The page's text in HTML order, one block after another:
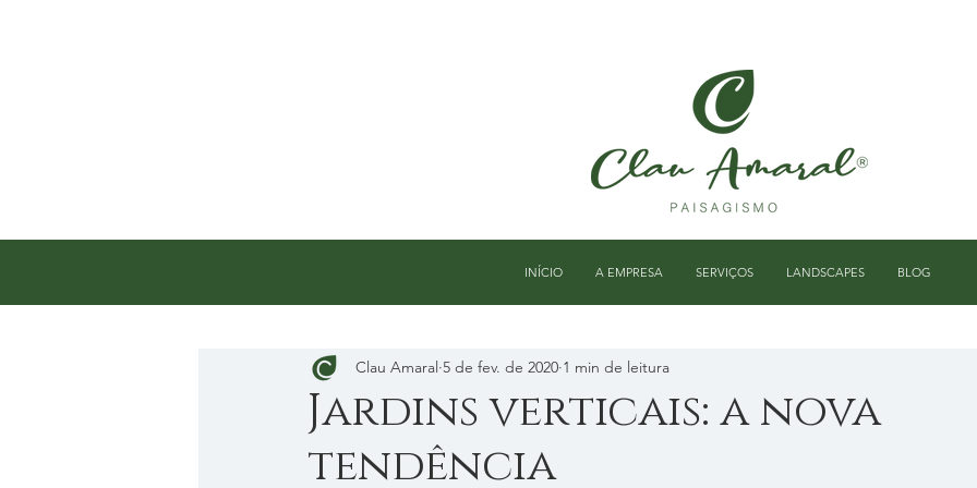
Jardins verticais: a nova
tendência
Clau Amaral 5 de fev. de 2020 1 min de leitura
INÍCIO A EMPRESA SERVIÇOS LANDSCAPES BLOG